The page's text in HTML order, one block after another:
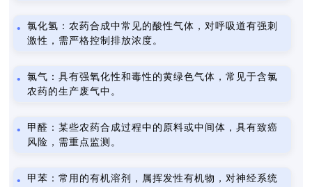
氯化氢：农药合成中常见的酸性气体，对呼吸道有强刺
激性，需严格控制排放浓度。
氯气：具有强氧化性和毒性的黄绿色气体，常见于含氯
农药的生产废气中。
甲醛：某些农药合成过程中的原料或中间体，具有致癌
风险，需重点监测。
甲苯：常用的有机溶剂，属挥发性有机物，对神经系统